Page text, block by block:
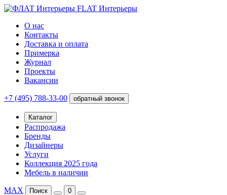
FLAT Интерьеры
О нас
Контакты
Доставка и оплата
Примерка
Журнал
Проекты
Вакансии
+7 (495) 788-33-00 обратный звонок
Каталог
Распродажа
Бренды
Дизайнеры
Услуги
Коллекция 2025 года
Мебель в наличии
MAX Поиск 0